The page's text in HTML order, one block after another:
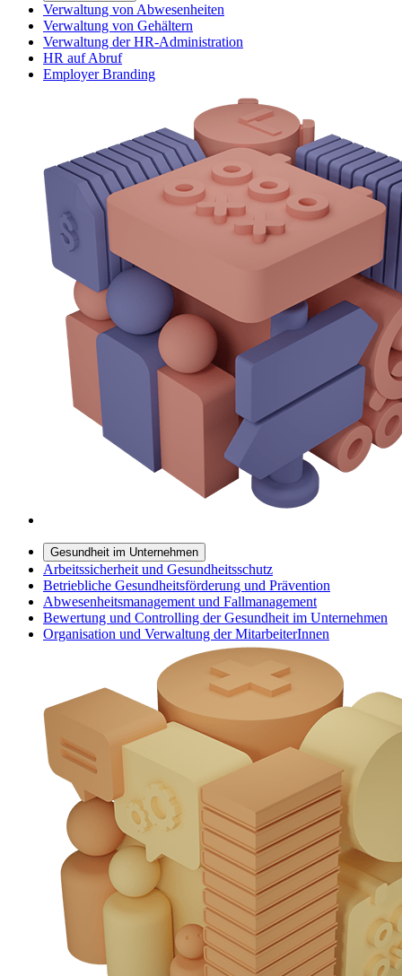
Verwaltung von Abwesenheiten
Verwaltung von Gehältern
Verwaltung der HR-Administration
HR auf Abruf
Employer Branding
Gesundheit im Unternehmen
Arbeitssicherheit und Gesundheitsschutz
Betriebliche Gesundheitsförderung und Prävention
Abwesenheitsmanagement und Fallmanagement
Bewertung und Controlling der Gesundheit im Unternehmen
Organisation und Verwaltung der MitarbeiterInnen